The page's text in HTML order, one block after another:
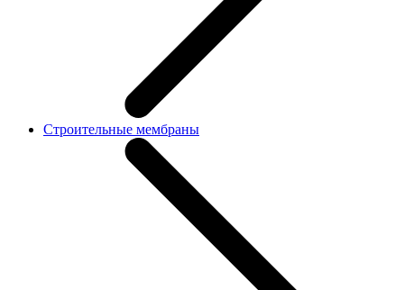
Строительные мембраны